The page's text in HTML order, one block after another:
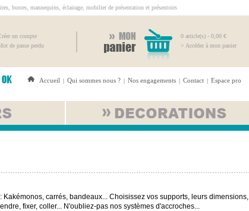
bustes, mannequins, éclairage, mobilier de présentation et présentoirs
un compte
de passe perdu
0 article(s) - 0,00 €
> Accéder à mon panier
Accueil | Qui sommes nous ? | Nos engagements | Contact | Espace pro
carrés, bandeaux... Choisissez vos supports, leurs dimensions,
fixer, coller... N'oubliez-pas nos systèmes d'accroches...